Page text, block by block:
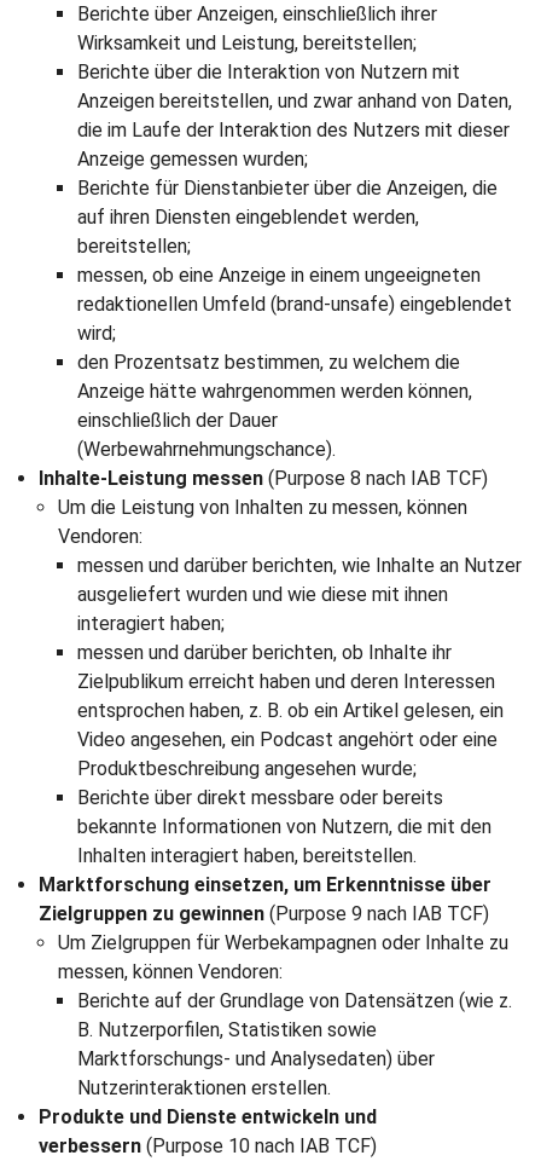
Berichte über Anzeigen, einschließlich ihrer
Wirksamkeit und Leistung, bereitstellen;
Berichte über die Interaktion von Nutzern mit
Anzeigen bereitstellen, und zwar anhand von Daten,
die im Laufe der Interaktion des Nutzers mit dieser
Anzeige gemessen wurden;
Berichte für Dienstanbieter über die Anzeigen, die
auf ihren Diensten eingeblendet werden,
bereitstellen;
messen, ob eine Anzeige in einem ungeeigneten
redaktionellen Umfeld (brand-unsafe) eingeblendet
wird;
den Prozentsatz bestimmen, zu welchem die
Anzeige hätte wahrgenommen werden können,
einschließlich der Dauer
(Werbewahrnehmungschance).
Inhalte-Leistung messen (Purpose 8 nach IAB TCF)
Um die Leistung von Inhalten zu messen, können
Vendoren:
messen und darüber berichten, wie Inhalte an Nutzer
ausgeliefert wurden und wie diese mit ihnen
interagiert haben;
messen und darüber berichten, ob Inhalte ihr
Zielpublikum erreicht haben und deren Interessen
entsprochen haben, z. B. ob ein Artikel gelesen, ein
Video angesehen, ein Podcast angehört oder eine
Produktbeschreibung angesehen wurde;
Berichte über direkt messbare oder bereits
bekannte Informationen von Nutzern, die mit den
Inhalten interagiert haben, bereitstellen.
Marktforschung einsetzen, um Erkenntnisse über
Zielgruppen zu gewinnen (Purpose 9 nach IAB TCF)
Um Zielgruppen für Werbekampagnen oder Inhalte zu
messen, können Vendoren:
Berichte auf der Grundlage von Datensätzen (wie z.
B. Nutzerporfilen, Statistiken sowie
Marktforschungs- und Analysedaten) über
Nutzerinteraktionen erstellen.
Produkte und Dienste entwickeln und
verbessern (Purpose 10 nach IAB TCF)